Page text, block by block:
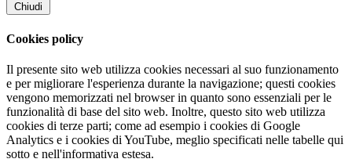
Chiudi
Cookies policy
Il presente sito web utilizza cookies necessari al suo funzionamento
e per migliorare l'esperienza durante la navigazione; questi cookies
vengono memorizzati nel browser in quanto sono essenziali per le
funzionalità di base del sito web. Inoltre, questo sito web utilizza
cookies di terze parti; come ad esempio i cookies di Google
Analytics e i cookies di YouTube, meglio specificati nelle tabelle qui
sotto e nell'informativa estesa.